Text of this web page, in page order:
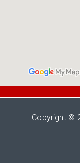
Copyright ©